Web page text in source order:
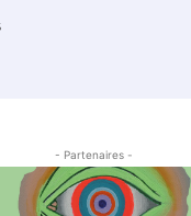
- Partenaires -